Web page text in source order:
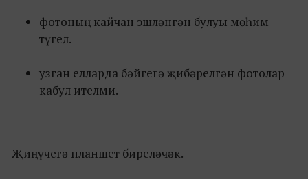
фотоның кайчан эшләнгән булуы мөһим
түгел.
узган елларда бәйгегә җибәрелгән фотолар
кабул ителми.
Җиңүчегә планшет биреләчәк.